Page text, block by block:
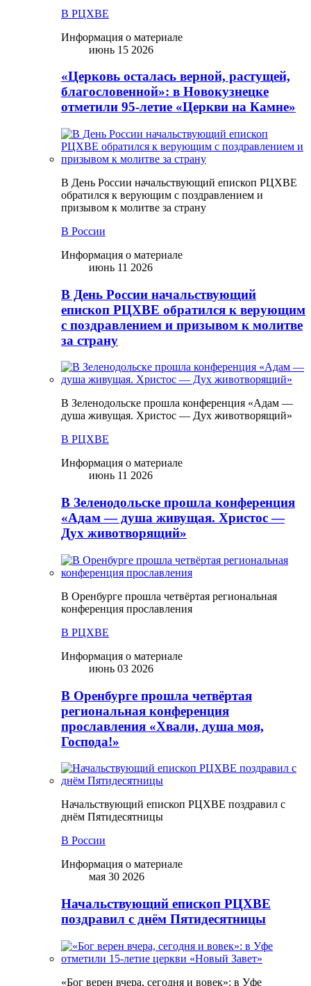
В РЦХВЕ
Информация о материале
июнь 15 2026
«Церковь осталась верной, растущей,
благословенной»: в Новокузнецке
отметили 95-летие «Церкви на Камне»
В День России начальствующий епископ РЦХВЕ
обратился к верующим с поздравлением и
призывом к молитве за страну
В России
Информация о материале
июнь 11 2026
В День России начальствующий
епископ РЦХВЕ обратился к верующим
с поздравлением и призывом к молитве
за страну
В Зеленодольске прошла конференция «Адам —
душа живущая. Христос — Дух животворящий»
В РЦХВЕ
Информация о материале
июнь 11 2026
В Зеленодольске прошла конференция
«Адам — душа живущая. Христос —
Дух животворящий»
В Оренбурге прошла четвёртая региональная
конференция прославления
В РЦХВЕ
Информация о материале
июнь 03 2026
В Оренбурге прошла четвёртая
региональная конференция
прославления «Хвали, душа моя,
Господа!»
Начальствующий епископ РЦХВЕ поздравил с
днём Пятидесятницы
В России
Информация о материале
мая 30 2026
Начальствующий епископ РЦХВЕ
поздравил с днём Пятидесятницы
«Бог верен вчера, сегодня и вовек»: в Уфе